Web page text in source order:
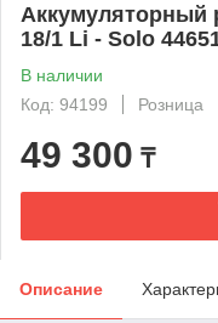
Аккумуляторный
18/1 Li - Solo
В наличии
Код: 94199
Розница
49 300 ₸
Описание